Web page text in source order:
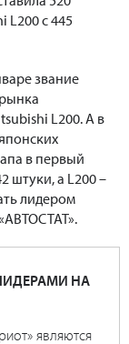
L200 с 445
звание
L200. А в
в первый
штуки, а L200 –
лидером
НА
являются